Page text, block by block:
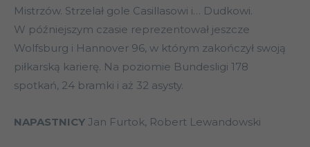
Mistrzów. Strzelał gole Casillasowi i… Dudkowi.
W późniejszym czasie reprezentował jeszcze
Wolfsburg i Hannover 96, w którym zakończył swoją
piłkarską karierę. Na poziomie Bundesligi 178
spotkań, 24 bramki i aż 32 asysty.
NAPASTNICY Jan Furtok, Robert Lewandowski